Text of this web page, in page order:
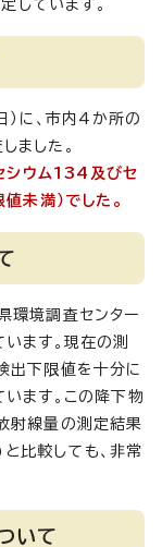
しています。
に、市内4か所の
ました。
シウム134及びセ
未満）でした。
環境調査センター
ます。現在の測
出下限値を十分に
ます。この降下物
射線量の測定結果
比較しても、非常
いて